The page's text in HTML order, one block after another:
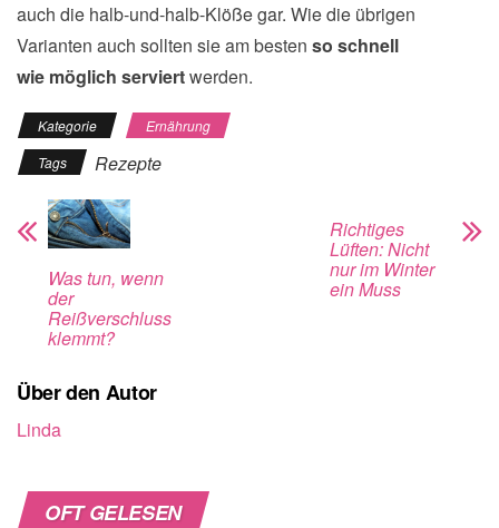
auch die halb-und-halb-Klöße gar. Wie die übrigen
Varianten auch sollten sie am besten so schnell
wie möglich serviertwerden.
Kategorie
Ernährung
Tags
Rezepte
Was tun, wenn
der
Reißverschluss
klemmt?
Richtiges
Lüften: Nicht
nur im Winter
ein Muss
Über den Autor
Linda
OFT GELESEN